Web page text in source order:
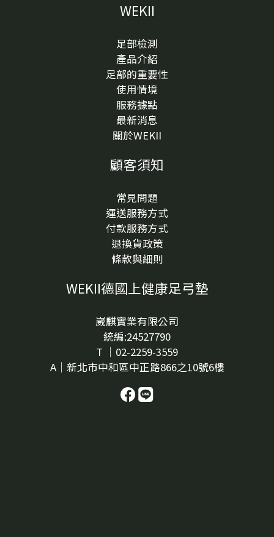
WEKII
足部檢測
產品介紹
足部的重要性
使用情境
服務據點
最新消息
關於WEKII
顧客須知
常見問題
運送服務方式
付款服務方式
退換貨政策
條款與細則
WEKII德國上健康足弓墊
崴麒實業有限公司
統編:24527790
T ｜02-2259-3559
A｜新北市中和區中正路866之10號6樓